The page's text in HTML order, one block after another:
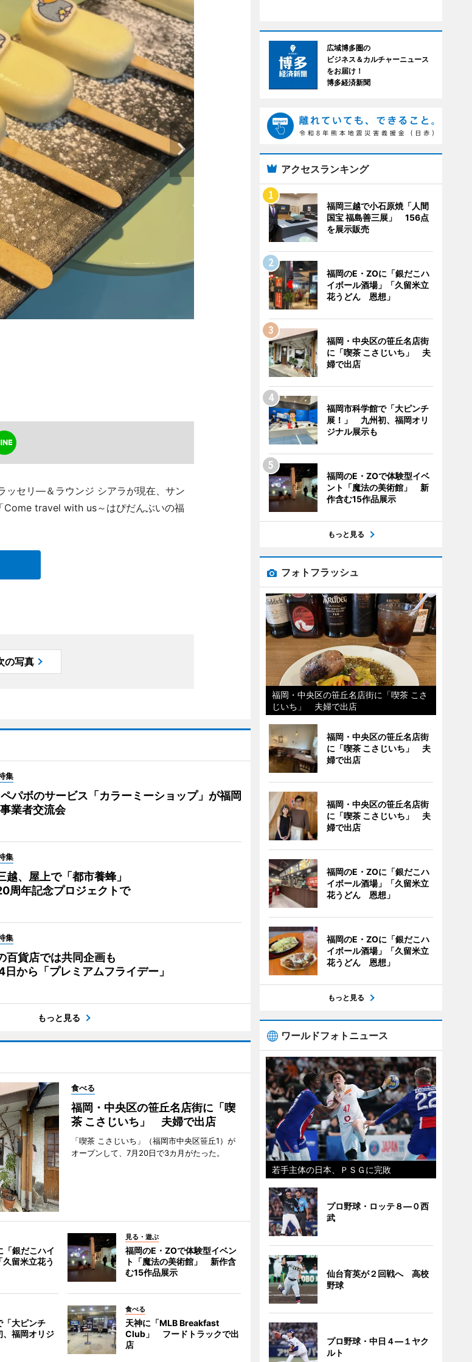
ッセリ―＆ラウンジ シアラが現在、サン
Come travel with us～はぴだんぶいの福
の写真
集
パボのサービス「カラーミーショップ」が福岡
業者交流会
集
越、屋上で「都市養蜂」
周年記念プロジェクトで
集
百貨店では共同企画も
日から「プレミアムフライデー」
もっと見る
食べる
福岡・中央区の笹丘名店街に「喫
茶 こさじいち」 夫婦で出店
「喫茶 こさじいち」（福岡市中央区笹丘1）が
オープンして、7月20日で3カ月がたった。
「銀だこハイ
留米立花う
見る・遊ぶ
福岡のE・ZOで体験型イベン
ト「魔法の美術館」 新作含
む15作品展示
「大ピンチ
福岡オリジ
食べる
天神に「MLB Breakfast
Club」 フードトラックで出
店
広域博多圏の
ビジネス＆カルチャーニュース
をお届け！
博多経済新聞
アクセスランキング
福岡三越で小石原焼「人間
国宝 福島善三展」 156点
を展示販売
福岡のE・ZOに「銀だこハ
イボール酒場」「久留米立
花うどん 恩想」
福岡・中央区の笹丘名店街
に「喫茶 こさじいち」 夫
婦で出店
福岡市科学館で「大ピンチ
展！」 九州初、福岡オリ
ジナル展示も
福岡のE・ZOで体験型イベ
ント「魔法の美術館」 新
作含む15作品展示
もっと見る
フォトフラッシュ
福岡・中央区の笹丘名店街に「喫茶 こさ
じいち」 夫婦で出店
福岡・中央区の笹丘名店街
に「喫茶 こさじいち」 夫
婦で出店
福岡・中央区の笹丘名店街
に「喫茶 こさじいち」 夫
婦で出店
福岡のE・ZOに「銀だこハ
イボール酒場」「久留米立
花うどん 恩想」
福岡のE・ZOに「銀だこハ
イボール酒場」「久留米立
花うどん 恩想」
もっと見る
ワールドフォトニュース
若手主体の日本、ＰＳＧに完敗
プロ野球・ロッテ８―０西
武
仙台育英が２回戦へ 高校
野球
プロ野球・中日４―１ヤク
ルト